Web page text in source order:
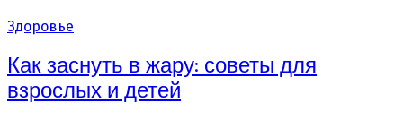
Здоровье
Как заснуть в жару: советы для
взрослых и детей